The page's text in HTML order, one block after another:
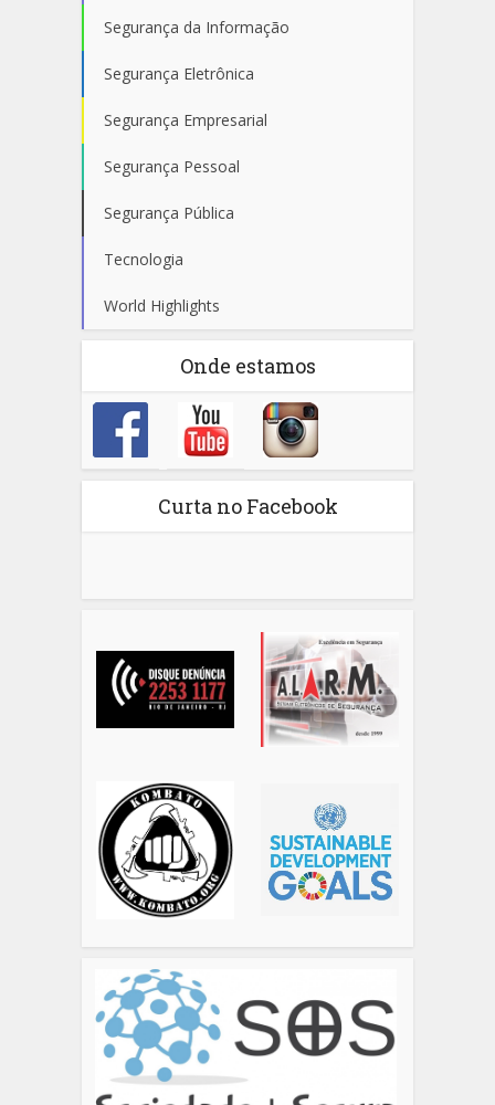
Segurança da Informação
Segurança Eletrônica
Segurança Empresarial
Segurança Pessoal
Segurança Pública
Tecnologia
World Highlights
Onde estamos
Curta no Facebook